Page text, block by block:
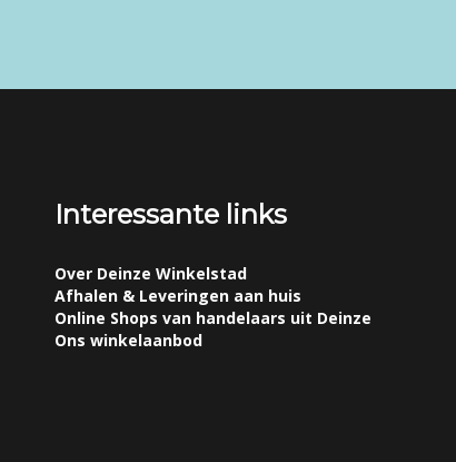
Interessante links
Over Deinze Winkelstad
Afhalen & Leveringen aan huis
Online Shops van handelaars uit Deinze
Ons winkelaanbod